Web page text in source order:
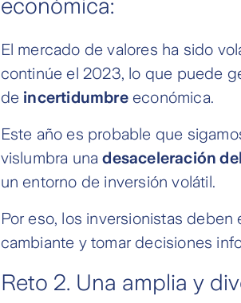
económica:
El mercado de valores ha sido
continúe el 2023, lo que puede
de incertidumbreeconómica.
Este año es probable que
vislumbra unadesaceleración
un entorno de inversión volátil.
Por eso, los inversionistas
cambiante y tomar decisiones
Reto 2. Una amplia y